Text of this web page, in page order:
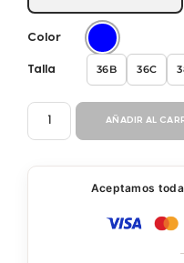
Color
Talla 36B 36C
ENTERIZO
BP058
AÑADIR AL
Aceptamos